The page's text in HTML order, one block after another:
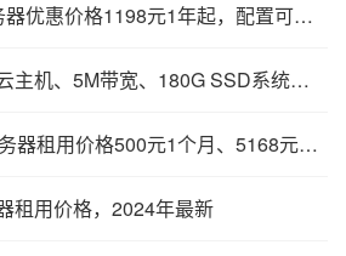
租用8核16G云服务器优惠价格1198元1年起，配置可以的！
京东云4核8G轻量云主机、5M带宽、180G SSD系统盘优惠价格462元1年
京东云16核64G服务器租用价格500元1个月、5168元一年，35M带宽
租用价格，2024年最新